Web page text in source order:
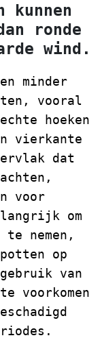
kunnen
ronde
wind.
minder
vooral
hoeken
vierkante
dat
voor
om
nemen,
op
van
voorkomen